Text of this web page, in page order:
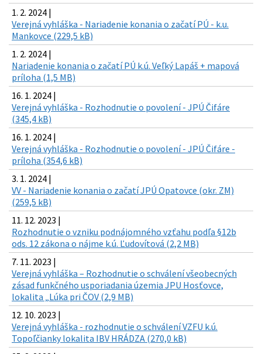
1. 2. 2024 |
Verejná vyhláška - Nariadenie konania o začatí PÚ - k.u.
Mankovce (229,5 kB)
1. 2. 2024 |
Nariadenie konania o začatí PÚ k.ú. Veľký Lapáš + mapová
príloha (1,5 MB)
16. 1. 2024 |
Verejná vyhláška - Rozhodnutie o povolení - JPÚ Čifáre
(345,4 kB)
16. 1. 2024 |
Verejná vyhláška - Rozhodnutie o povolení - JPÚ Čifáre -
príloha (354,6 kB)
3. 1. 2024 |
VV - Nariadenie konania o začatí JPÚ Opatovce (okr. ZM)
(259,5 kB)
11. 12. 2023 |
Rozhodnutie o vzniku podnájomného vzťahu podľa §12b
ods. 12 zákona o nájme k.ú. Ľudovítová (2,2 MB)
7. 11. 2023 |
Verejná vyhláška – Rozhodnutie o schválení všeobecných
zásad funkčného usporiadania územia JPU Hosťovce,
lokalita „Lúka pri ČOV (2,9 MB)
12. 10. 2023 |
Verejná vyhláška - rozhodnutie o schválení VZFU k.ú.
Topoľčianky lokalita IBV HRÁDZA (270,0 kB)